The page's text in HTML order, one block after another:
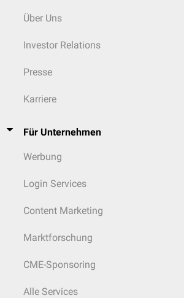
Über Uns
Investor Relations
Presse
Karriere
Für Unternehmen
Werbung
Login Services
Content Marketing
Marktforschung
CME-Sponsoring
Alle Services